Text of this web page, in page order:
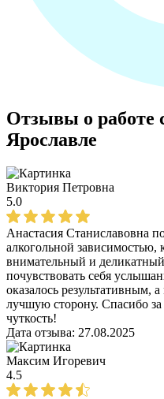
Отзывы о работе
Ярославле
Виктория Петровна
5.0
Анастасия Станиславовна
алкогольной зависимостью,
внимательный и
почувствовать себя
оказалось результативным,
лучшую сторону. Спасибо
чуткость!
Дата отзыва: 27.08.2025
Максим Игоревич
4.5